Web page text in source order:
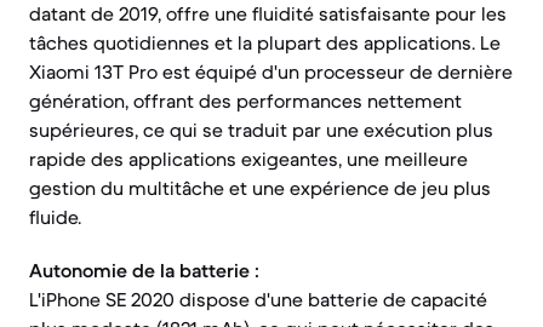
datant de 2019, offre une fluidité satisfaisante pour les
tâches quotidiennes et la plupart des applications. Le
Xiaomi 13T Pro est équipé d'un processeur de dernière
génération, offrant des performances nettement
supérieures, ce qui se traduit par une exécution plus
rapide des applications exigeantes, une meilleure
gestion du multitâche et une expérience de jeu plus
fluide.
Autonomie de la batterie :
L'iPhone SE 2020 dispose d'une batterie de capacité